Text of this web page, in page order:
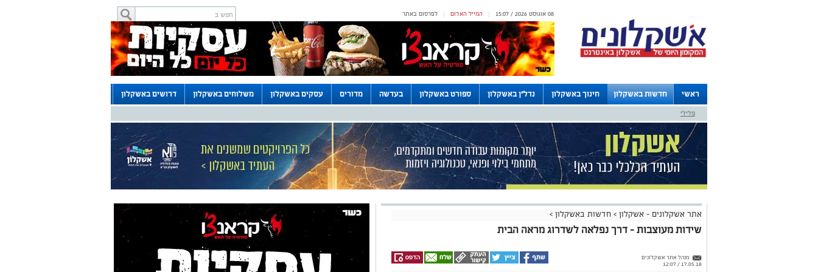
לפרסום באתר | המייל האדום | 08 אוגוסט 2026 / 15:07
ראשי חדשות באשקלון חינוך באשקלון נדל"ן באשקלון ספורט באשקלון בעדשה מדורים עסקים באשקלון משלוחים באשקלון דרושים באשקלון
לוחות
פלילי
אתר אשקלונים - אשקלון > חדשות באשקלון >
שידות מעוצבות – דרך נפלאה לשדרוג מראה הבית
מנהל אתר אשקלונים
17.05.18 / 12:07